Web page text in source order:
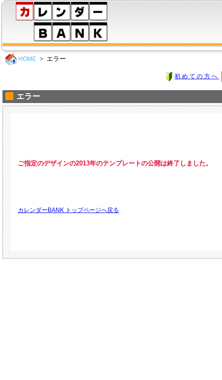
HOME エラー
初めての方へ
エラー
ご指定のデザインの2013年のテンプレートの公開は終了しました。
カレンダーBANK トップページへ戻る